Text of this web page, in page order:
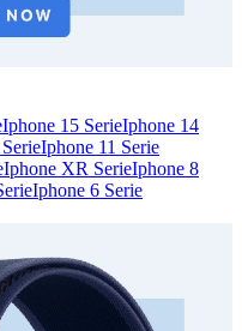
Iphone 15 SerieIphone 14
Iphone 11 Serie
Iphone XR SerieIphone 8
Iphone 6 Serie